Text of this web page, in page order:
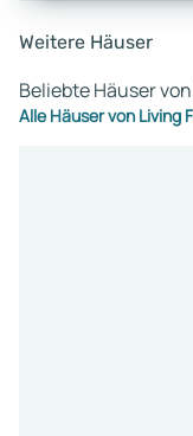
Weitere Häuser
Beliebte Häuser
Alle Häuser von Living